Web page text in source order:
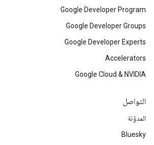
Google Developer Program
Google Developer Groups
Google Developer Experts
Accelerators
Google Cloud & NVIDIA
التواصل
المدوّنة
Bluesky